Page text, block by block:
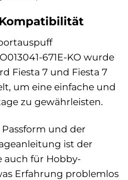
671E-KO wurde
Fiesta 7 und Fiesta 7
um eine einfache und
zu gewährleisten.
und der
ist der
auch für Hobby-
Erfahrung problemlos